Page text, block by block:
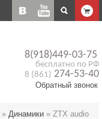
8(918)449-03-75
бесплатно по РФ
8 (861) 274-53-40
Обратный звонок
» Динамики » ZTX audio